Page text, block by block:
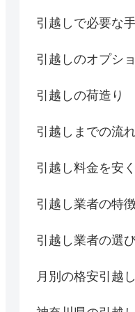
引越しで必要な
引越しのオプシ
引越しの荷造り
引越しまでの流
引越し料金を安
引越し業者の特徴
引越し業者の選
月別の格安引越